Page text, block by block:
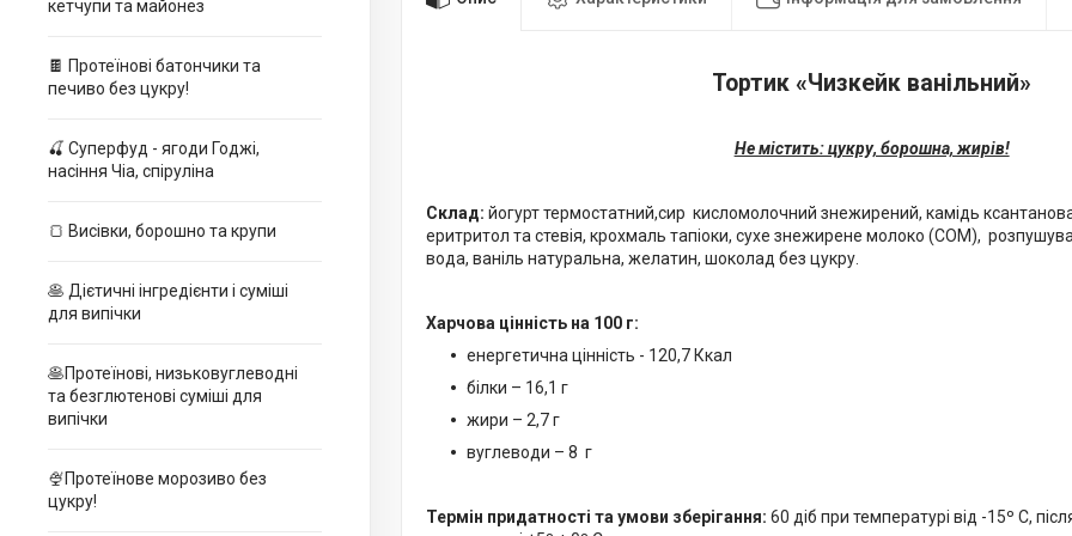
кетчупи та майонез
🍫 Протеїнові батончики та
печиво без цукру!
🍒 Суперфуд - ягоди Годжі,
насіння Чіа, спіруліна
🍞 Висівки, борошно та крупи
🥞 Дієтичні інгредієнти і суміші
для випічки
🥞Протеїнові, низьковуглеводні
та безглютенові суміші для
випічки
🍨Протеїнове морозиво без
цукру!
Тортик «Чизкейк ванільний»
Не містить: цукру, борошна, жирів!
Склад: йогурт термостатний,сир кисломолочний знежирений, камідь
еритритол та стевія, крохмаль тапіоки, сухе знежирене молоко (СОМ),
вода, ваніль натуральна, желатин, шоколад без цукру.
Харчова цінність на 100 г:
енергетична цінність - 120,7 Ккал
білки – 16,1 г
жири – 2,7 г
вуглеводи – 8 г
Термін придатності та умови зберігання: 60 діб при температурі від -15º С,